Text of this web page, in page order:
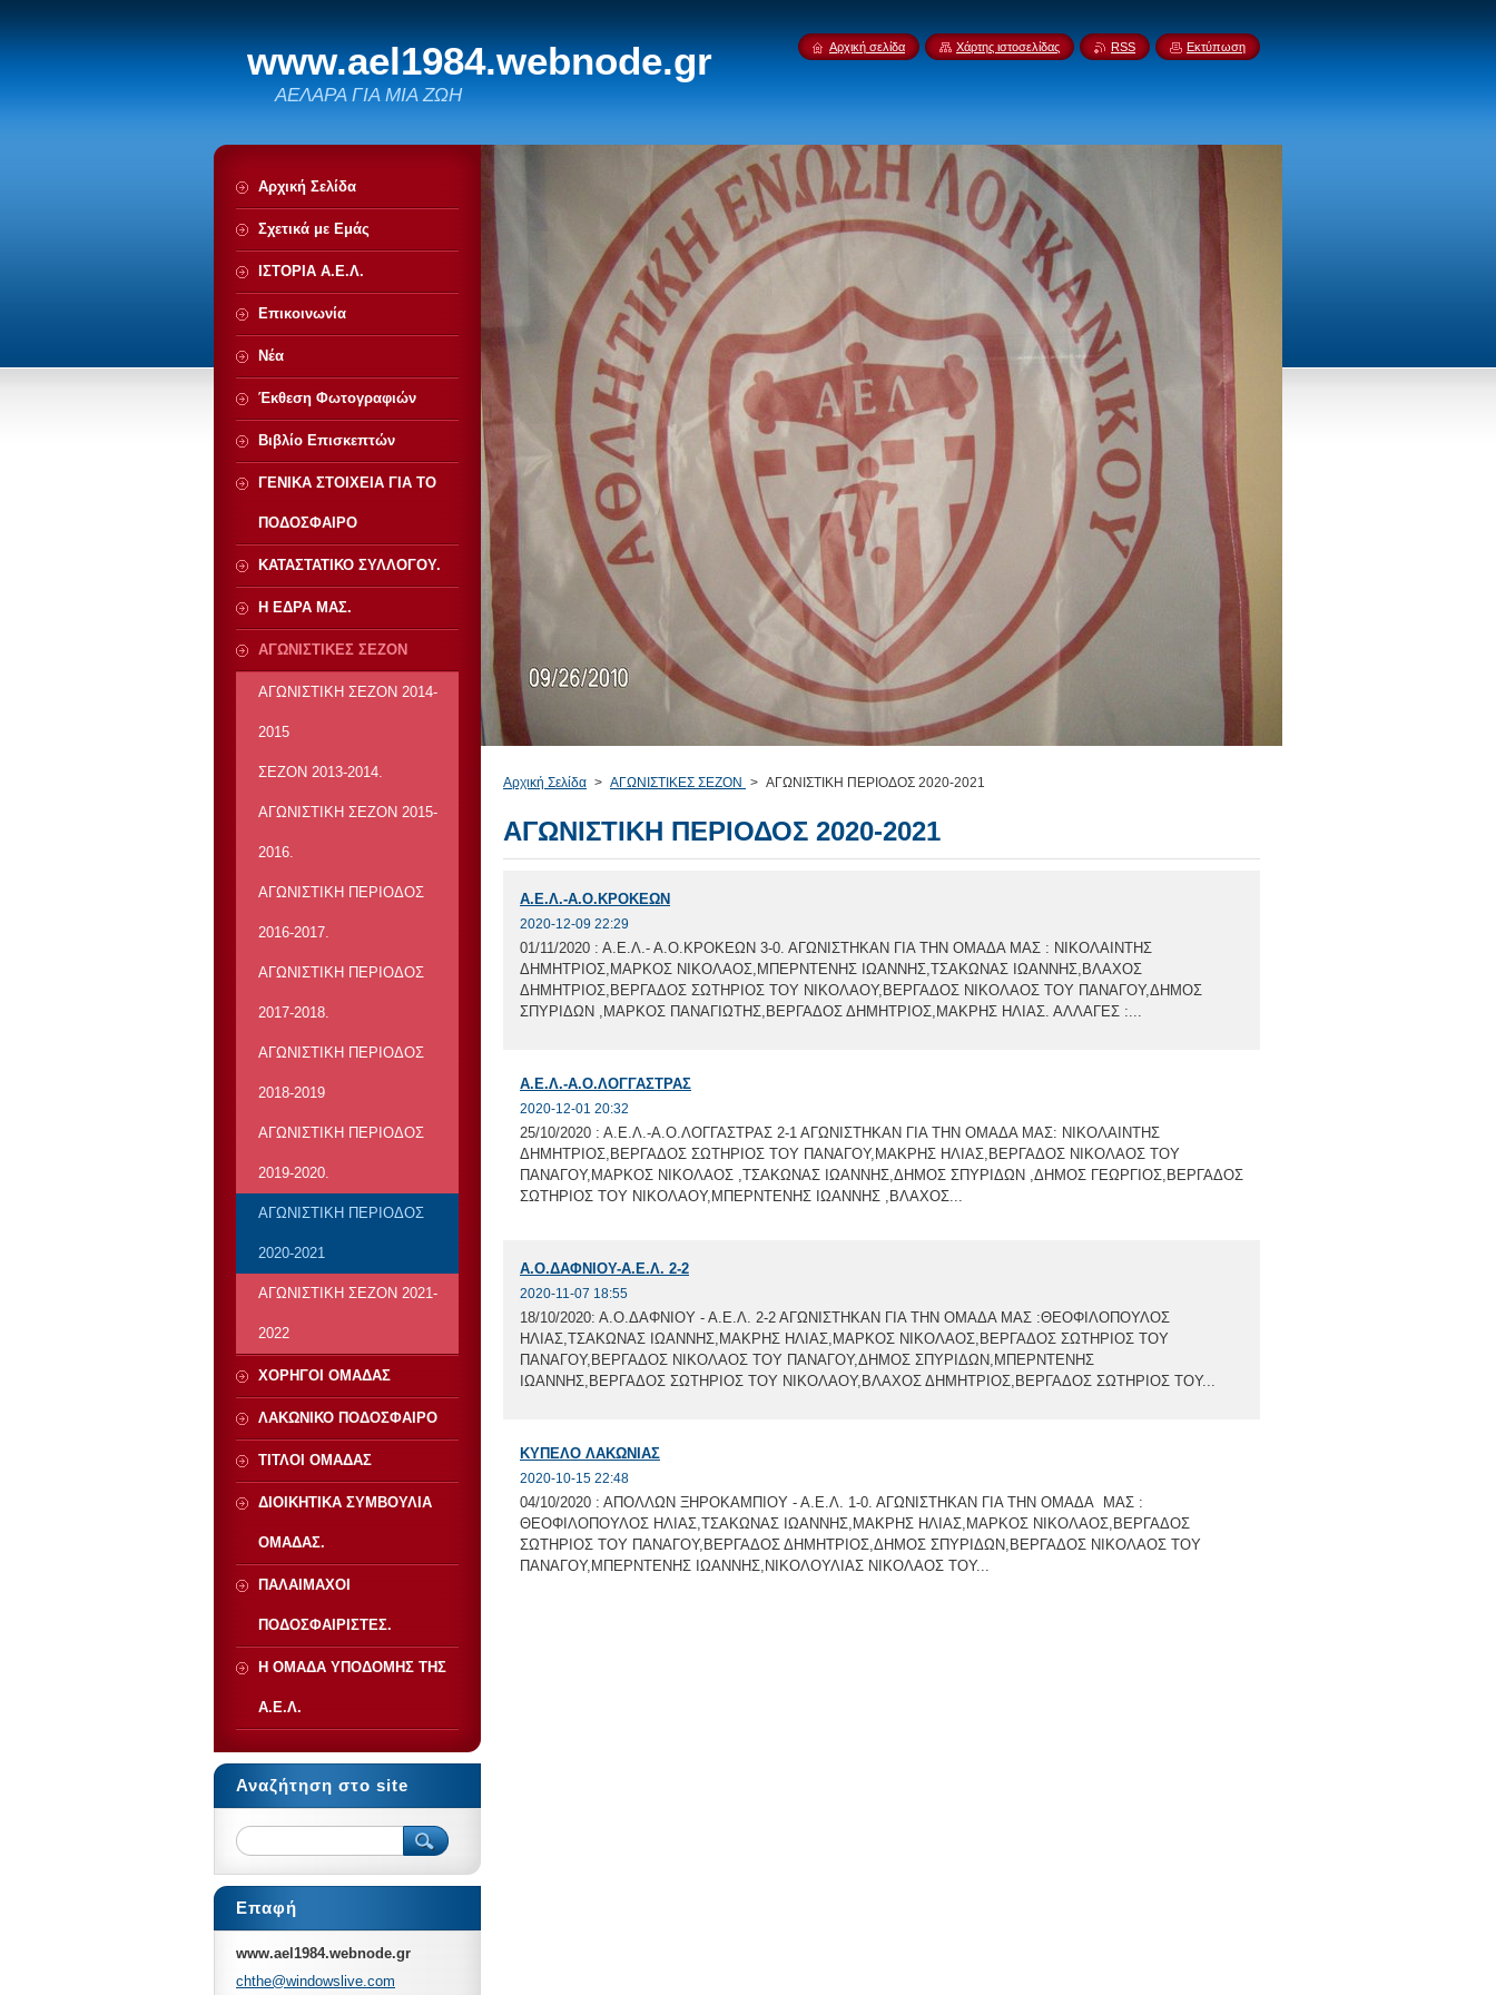
www.ael1984.webnode.gr
ΑΕΛΑΡΑ ΓΙΑ ΜΙΑ ΖΩΗ
Αρχική Σελίδα > ΑΓΩΝΙΣΤΙΚΕΣ ΣΕΖΟΝ > ΑΓΩΝΙΣΤΙΚΗ ΠΕΡΙΟΔΟΣ 2020-2021
ΑΓΩΝΙΣΤΙΚΗ ΠΕΡΙΟΔΟΣ 2020-2021
Α.Ε.Λ.-Α.Ο.ΚΡΟΚΕΩΝ
2020-12-09 22:29
01/11/2020 : Α.Ε.Λ.- Α.Ο.ΚΡΟΚΕΩΝ 3-0. ΑΓΩΝΙΣΤΗΚΑΝ ΓΙΑ ΤΗΝ ΟΜΑΔΑ ΜΑΣ : ΝΙΚΟΛΑΙΝΤΗΣ
ΔΗΜΗΤΡΙΟΣ,ΜΑΡΚΟΣ ΝΙΚΟΛΑΟΣ,ΜΠΕΡΝΤΕΝΗΣ ΙΩΑΝΝΗΣ,ΤΣΑΚΩΝΑΣ ΙΩΑΝΝΗΣ,ΒΛΑΧΟΣ
ΔΗΜΗΤΡΙΟΣ,ΒΕΡΓΑΔΟΣ ΣΩΤΗΡΙΟΣ ΤΟΥ ΝΙΚΟΛΑΟΥ,ΒΕΡΓΑΔΟΣ ΝΙΚΟΛΑΟΣ ΤΟΥ ΠΑΝΑΓΟΥ,ΔΗΜΟΣ
ΣΠΥΡΙΔΩΝ ,ΜΑΡΚΟΣ ΠΑΝΑΓΙΩΤΗΣ,ΒΕΡΓΑΔΟΣ ΔΗΜΗΤΡΙΟΣ,ΜΑΚΡΗΣ ΗΛΙΑΣ. ΑΛΛΑΓΕΣ :...
Α.Ε.Λ.-Α.Ο.ΛΟΓΓΑΣΤΡΑΣ
2020-12-01 20:32
25/10/2020 : Α.Ε.Λ.-Α.Ο.ΛΟΓΓΑΣΤΡΑΣ 2-1 ΑΓΩΝΙΣΤΗΚΑΝ ΓΙΑ ΤΗΝ ΟΜΑΔΑ ΜΑΣ: ΝΙΚΟΛΑΙΝΤΗΣ
ΔΗΜΗΤΡΙΟΣ,ΒΕΡΓΑΔΟΣ ΣΩΤΗΡΙΟΣ ΤΟΥ ΠΑΝΑΓΟΥ,ΜΑΚΡΗΣ ΗΛΙΑΣ,ΒΕΡΓΑΔΟΣ ΝΙΚΟΛΑΟΣ ΤΟΥ
ΠΑΝΑΓΟΥ,ΜΑΡΚΟΣ ΝΙΚΟΛΑΟΣ ,ΤΣΑΚΩΝΑΣ ΙΩΑΝΝΗΣ,ΔΗΜΟΣ ΣΠΥΡΙΔΩΝ ,ΔΗΜΟΣ ΓΕΩΡΓΙΟΣ,ΒΕΡΓΑΔΟΣ
ΣΩΤΗΡΙΟΣ ΤΟΥ ΝΙΚΟΛΑΟΥ,ΜΠΕΡΝΤΕΝΗΣ ΙΩΑΝΝΗΣ ,ΒΛΑΧΟΣ...
Α.Ο.ΔΑΦΝΙΟΥ-Α.Ε.Λ. 2-2
2020-11-07 18:55
18/10/2020: Α.Ο.ΔΑΦΝΙΟΥ - Α.Ε.Λ. 2-2 ΑΓΩΝΙΣΤΗΚΑΝ ΓΙΑ ΤΗΝ ΟΜΑΔΑ ΜΑΣ :ΘΕΟΦΙΛΟΠΟΥΛΟΣ
ΗΛΙΑΣ,ΤΣΑΚΩΝΑΣ ΙΩΑΝΝΗΣ,ΜΑΚΡΗΣ ΗΛΙΑΣ,ΜΑΡΚΟΣ ΝΙΚΟΛΑΟΣ,ΒΕΡΓΑΔΟΣ ΣΩΤΗΡΙΟΣ ΤΟΥ
ΠΑΝΑΓΟΥ,ΒΕΡΓΑΔΟΣ ΝΙΚΟΛΑΟΣ ΤΟΥ ΠΑΝΑΓΟΥ,ΔΗΜΟΣ ΣΠΥΡΙΔΩΝ,ΜΠΕΡΝΤΕΝΗΣ
ΙΩΑΝΝΗΣ,ΒΕΡΓΑΔΟΣ ΣΩΤΗΡΙΟΣ ΤΟΥ ΝΙΚΟΛΑΟΥ,ΒΛΑΧΟΣ ΔΗΜΗΤΡΙΟΣ,ΒΕΡΓΑΔΟΣ ΣΩΤΗΡΙΟΣ ΤΟΥ...
ΚΥΠΕΛΟ ΛΑΚΩΝΙΑΣ
2020-10-15 22:48
04/10/2020 : ΑΠΟΛΛΩΝ ΞΗΡΟΚΑΜΠΙΟΥ - Α.Ε.Λ. 1-0. ΑΓΩΝΙΣΤΗΚΑΝ ΓΙΑ ΤΗΝ ΟΜΑΔΑ ΜΑΣ :
ΘΕΟΦΙΛΟΠΟΥΛΟΣ ΗΛΙΑΣ,ΤΣΑΚΩΝΑΣ ΙΩΑΝΝΗΣ,ΜΑΚΡΗΣ ΗΛΙΑΣ,ΜΑΡΚΟΣ ΝΙΚΟΛΑΟΣ,ΒΕΡΓΑΔΟΣ
ΣΩΤΗΡΙΟΣ ΤΟΥ ΠΑΝΑΓΟΥ,ΒΕΡΓΑΔΟΣ ΔΗΜΗΤΡΙΟΣ,ΔΗΜΟΣ ΣΠΥΡΙΔΩΝ,ΒΕΡΓΑΔΟΣ ΝΙΚΟΛΑΟΣ ΤΟΥ
ΠΑΝΑΓΟΥ,ΜΠΕΡΝΤΕΝΗΣ ΙΩΑΝΝΗΣ,ΝΙΚΟΛΟΥΛΙΑΣ ΝΙΚΟΛΑΟΣ ΤΟΥ...
Αρχική Σελίδα
Σχετικά με Eμάς
ΙΣΤΟΡΙΑ Α.Ε.Λ.
Επικοινωνία
Νέα
Έκθεση Φωτογραφιών
Βιβλίο Επισκεπτών
ΓΕΝΙΚΑ ΣΤΟΙΧΕΙΑ ΓΙΑ ΤΟ
ΠΟΔΟΣΦΑΙΡΟ
ΚΑΤΑΣΤΑΤΙΚΟ ΣΥΛΛΟΓΟΥ.
Η ΕΔΡΑ ΜΑΣ.
ΑΓΩΝΙΣΤΙΚΕΣ ΣΕΖΟΝ
ΑΓΩΝΙΣΤΙΚΗ ΣΕΖΟΝ 2014-
2015
ΣΕΖΟΝ 2013-2014.
ΑΓΩΝΙΣΤΙΚΗ ΣΕΖΟΝ 2015-
2016.
ΑΓΩΝΙΣΤΙΚΗ ΠΕΡΙΟΔΟΣ
2016-2017.
ΑΓΩΝΙΣΤΙΚΗ ΠΕΡΙΟΔΟΣ
2017-2018.
ΑΓΩΝΙΣΤΙΚΗ ΠΕΡΙΟΔΟΣ
2018-2019
ΑΓΩΝΙΣΤΙΚΗ ΠΕΡΙΟΔΟΣ
2019-2020.
ΑΓΩΝΙΣΤΙΚΗ ΠΕΡΙΟΔΟΣ
2020-2021
ΑΓΩΝΙΣΤΙΚΗ ΣΕΖΟΝ 2021-
2022
ΧΟΡΗΓΟΙ ΟΜΑΔΑΣ
ΛΑΚΩΝΙΚΟ ΠΟΔΟΣΦΑΙΡΟ
ΤΙΤΛΟΙ ΟΜΑΔΑΣ
ΔΙΟΙΚΗΤΙΚΑ ΣΥΜΒΟΥΛΙΑ
ΟΜΑΔΑΣ.
ΠΑΛΑΙΜΑΧΟΙ
ΠΟΔΟΣΦΑΙΡΙΣΤΕΣ.
Η ΟΜΑΔΑ ΥΠΟΔΟΜΗΣ ΤΗΣ
Α.Ε.Λ.
Αναζήτηση στο site
Επαφή
www.ael1984.webnode.gr
chthe@windowslive.com
Αρχική σελίδα Χάρτης ιστοσελίδας RSS Εκτύπωση